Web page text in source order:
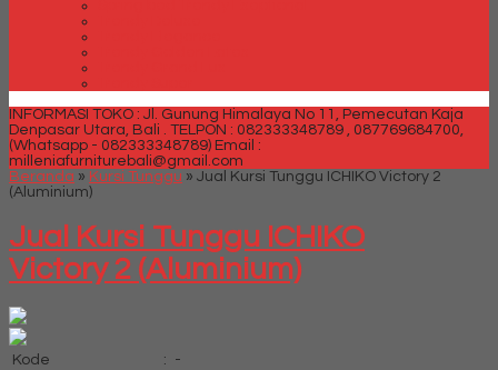
INFORMASI TOKO : Jl. Gunung Himalaya No 11, Pemecutan Kaja
Denpasar Utara, Bali . TELPON : 082333348789 , 087769684700,
(Whatsapp - 082333348789) Email :
milleniafurniturebali@gmail.com
Beranda » Kursi Tunggu » Jual Kursi Tunggu ICHIKO Victory 2
(Aluminium)
Jual Kursi Tunggu ICHIKO
Victory 2 (Aluminium)
Kode :
-